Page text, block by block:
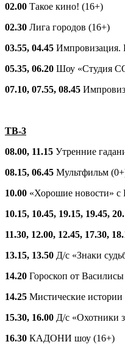
02.00 Такое кино! (16+)
02.30 Лига городов (16+)
03.55, 04.45 Импровизация.
05.35, 06.20 Шоу «Студия
07.10, 07.55, 08.45
ТВ-3
08.00, 11.15 Утренние
08.15, 06.45 Мультфильм
10.00 «Хорошие новости»
10.15, 10.45, 19.15, 19.45,
11.30, 12.00, 12.45, 17.30,
13.15, 13.50 Д/с «Знаки
14.20 Гороскоп от
14.25 Мистические истории
15.30, 16.00 Д/с «Охотники
16.30 КАДОНИ шоу (16+)